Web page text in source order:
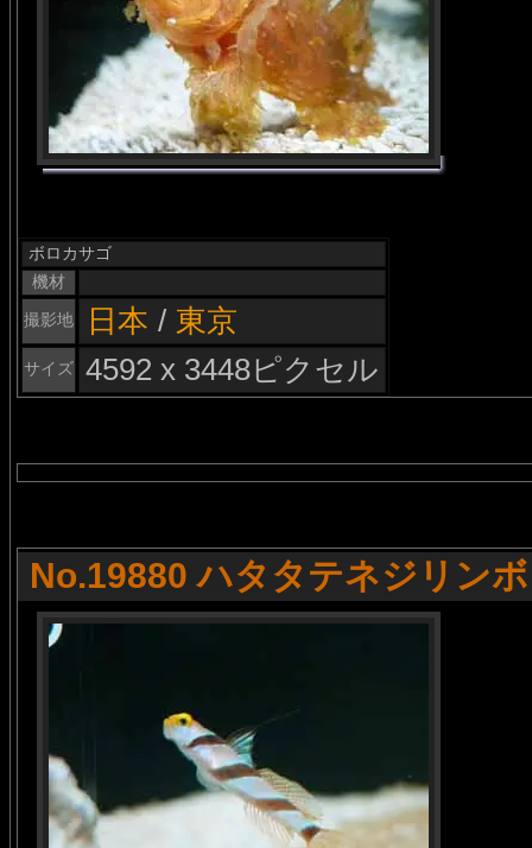
ボロカサゴ
機材
撮影地
日本 / 東京
サイズ 4592 x 3448ピクセル
No.19880 ハタタテネジリン